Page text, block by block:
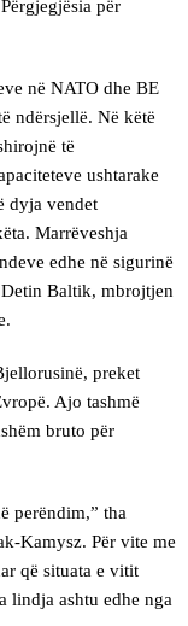
për
në NATO dhe BE
ndërsjellë. Në këtë
të
ushtarake
dyja vendet
Marrëveshja
edhe në sigurinë
Baltik, mbrojtjen
preket
Ajo tashmë
bruto për
perëndim,” tha
Kamysz. Për vite me
që situata e vitit
lindja ashtu edhe nga